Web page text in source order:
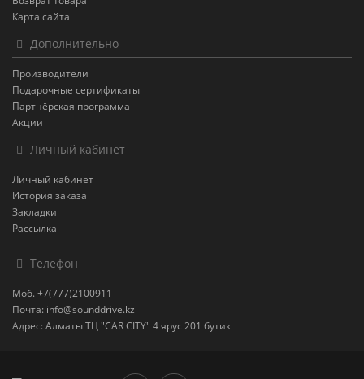
Карта сайта
Дополнительно
Производители
Подарочные сертификаты
Партнёрская программа
Акции
Личный кабинет
Личный кабинет
История заказа
Закладки
Рассылка
Телефон
Моб. +7(777)2100911
Почта: info@sounddrive.kz
Адрес: Алматы ТЦ "CAR CITY" 4 ярус 201 бутик